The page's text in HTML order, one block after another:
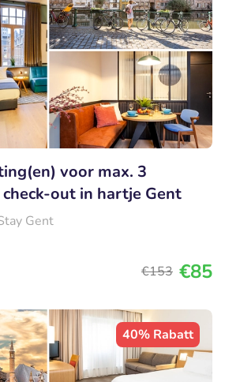
voor max. 3
out in hartje Gent
Gent
€153 €85
40% Rabatt